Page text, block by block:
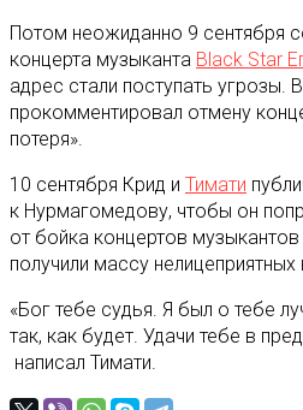
Потом неожиданно 9 сентября
концерта музыканта Black Star
адрес стали поступать
прокомментировал отмену
потеря».
10 сентября Крид и Тимати
к Нурмагомедову, чтобы он
от бойка концертов
получили массу
«Бог тебе судья. Я был о тебе
так, как будет. Удачи тебе в
написал Тимати.